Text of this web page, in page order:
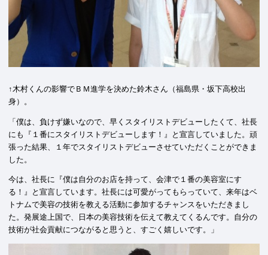
↑木村くんの影響でＢＭ進学を決めた鈴木さん（福島県・坂下高校出
身）。
「僕は、負けず嫌いなので、早くスタイリストデビューしたくて、社長
にも『１番にスタイリストデビューします！』と宣言していました。頑
張った結果、１年でスタイリストデビューさせていただくことができま
した。
今は、社長に『僕は自分のお店を持って、会津で１番の美容室にす
る！』と宣言しています。社長には可愛がってもらっていて、来年はベ
トナムで美容の技術を教える活動に参加するチャンスをいただきまし
た。発展途上国で、日本の美容技術を伝えて教えてくるんです。自分の
技術が社会貢献につながると思うと、すごく嬉しいです。」